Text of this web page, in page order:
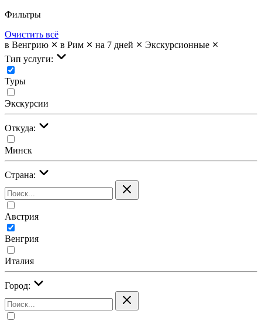
Фильтры
Очистить всё
в Венгрию
в Рим на 7 дней
Экскурсионные
Тип услуги:
Туры
Экскурсии
Откуда:
Минск
Страна:
Австрия
Венгрия
Италия
Город: